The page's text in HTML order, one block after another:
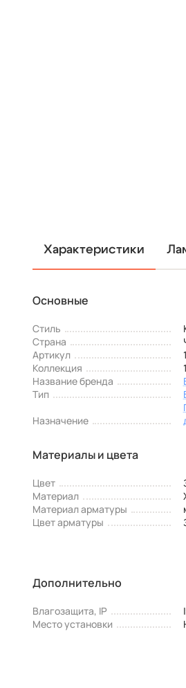
Характеристики
Основные
Стиль
Страна
Артикул
Коллекция
Название бренда
Тип
Назначение
Материалы и цвета
Цвет
Материал
Материал арматуры
Цвет арматуры
Дополнительно
Влагозащита, IP
Место установки